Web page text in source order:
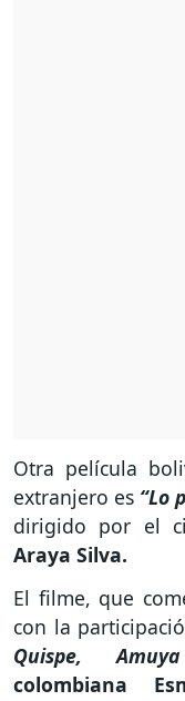
Otra película
extranjero es “Lo
dirigido por el
Araya Silva.
El filme, que
con la
Quispe,
colombiana